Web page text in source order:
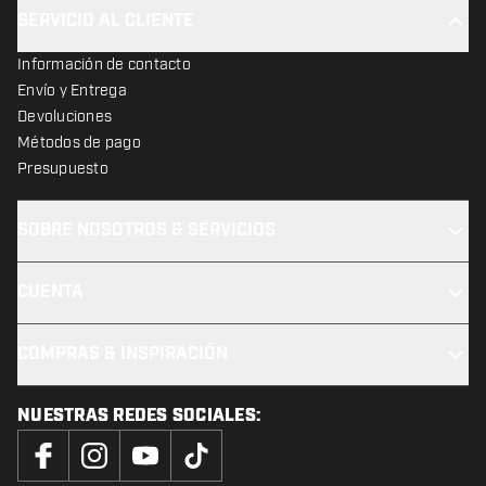
Información de contacto
Envío y Entrega
Devoluciones
Métodos de pago
Presupuesto
NUESTRAS REDES SOCIALES: